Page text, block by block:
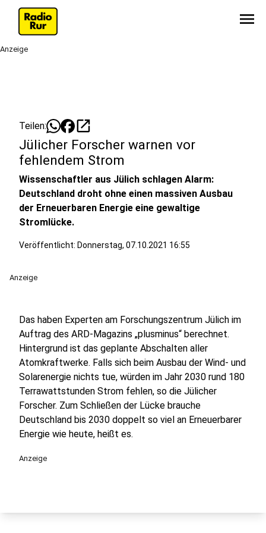
menu
Anzeige
Teilen: open_in_new
Jülicher Forscher warnen vor
fehlendem Strom
Wissenschaftler aus Jülich schlagen Alarm:
Deutschland droht ohne einen massiven Ausbau
der Erneuerbaren Energie eine gewaltige
Stromlücke.
Veröffentlicht: Donnerstag, 07.10.2021 16:55
Anzeige
Das haben Experten am Forschungszentrum Jülich im
Auftrag des ARD-Magazins „plusminus“ berechnet.
Hintergrund ist das geplante Abschalten aller
Atomkraftwerke. Falls sich beim Ausbau der Wind- und
Solarenergie nichts tue, würden im Jahr 2030 rund 180
Terrawattstunden Strom fehlen, so die Jülicher
Forscher. Zum Schließen der Lücke brauche
Deutschland bis 2030 doppelt so viel an Erneuerbarer
Energie wie heute, heißt es.
Anzeige